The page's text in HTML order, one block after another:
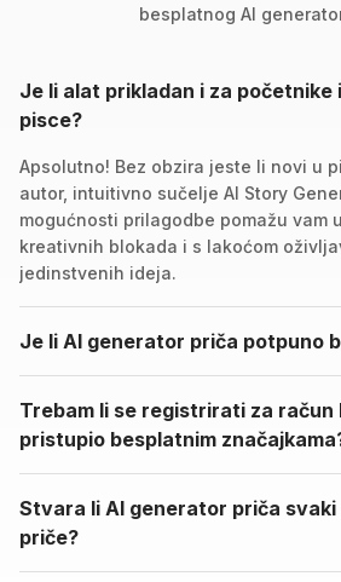
besplatnog AI
Je li alat prikladan i za početnike
pisce?
Apsolutno! Bez obzira jeste li novi u
autor, intuitivno sučelje AI Story
mogućnosti prilagodbe pomažu vam
kreativnih blokada i s lakoćom
jedinstvenih ideja.
Je li AI generator priča potpuno
Trebam li se registrirati za račun
pristupio besplatnim
Stvara li AI generator priča
priče?